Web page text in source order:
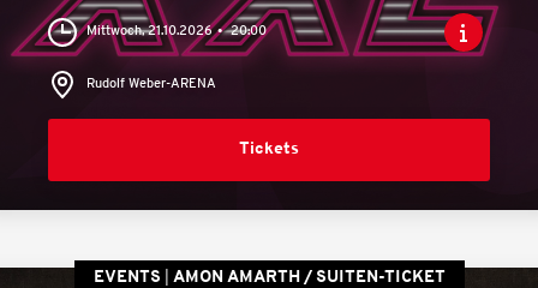
Mittwoch, 21.10.2026 20:00
Rudolf Weber-ARENA
Tickets
EVENTS AMON AMARTH / SUITEN-TICKET